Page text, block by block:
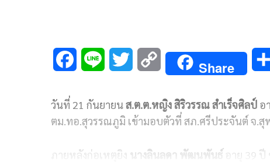
c
e
b
n
e
i
t
t
p
y
L
Share
วันที่ 21 กันยายนส.ต.ต.หญิง สิริวรรณ สำเร็จศิลป์ อ
ตม.ทอ.สุวรรณภูมิ เข้ามอบตัวที่ สภ.ศรีประจันต์ จ.สุ
ภายหลังก่อเหตุยิง นางลินลดา พัฒนพันธ์ อายุ 39